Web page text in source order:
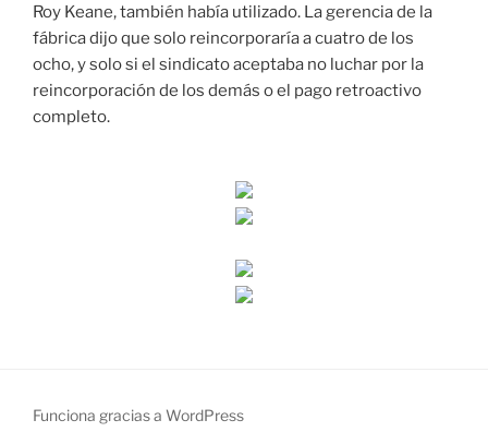
Roy Keane, también había utilizado. La gerencia de la
fábrica dijo que solo reincorporaría a cuatro de los
ocho, y solo si el sindicato aceptaba no luchar por la
reincorporación de los demás o el pago retroactivo
completo.
Funciona gracias a WordPress